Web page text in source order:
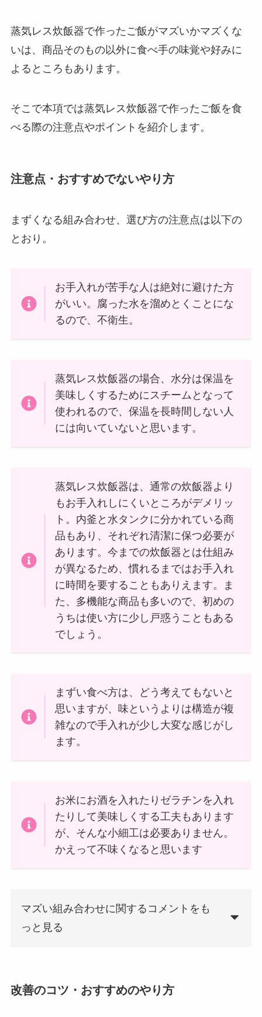
蒸気レス炊飯器で作ったご飯がマズいかマズくな
いは、商品そのもの以外に食べ手の味覚や好みに
よるところもあります。
そこで本項では蒸気レス炊飯器で作ったご飯を食
べる際の注意点やポイントを紹介します。
注意点・おすすめでないやり方
まずくなる組み合わせ、選び方の注意点は以下の
とおり。
お手入れが苦手な人は絶対に避けた方
がいい。腐った水を溜めとくことにな
るので、不衛生。
蒸気レス炊飯器の場合、水分は保温を
美味しくするためにスチームとなって
使われるので、保温を長時間しない人
には向いていないと思います。
蒸気レス炊飯器は、通常の炊飯器より
もお手入れしにくいところがデメリッ
ト。内釜と水タンクに分かれている商
品もあり、それぞれ清潔に保つ必要が
あります。今までの炊飯器とは仕組み
が異なるため、慣れるまではお手入れ
に時間を要することもありえます。ま
た、多機能な商品も多いので、初めの
うちは使い方に少し戸惑うこともある
でしょう。
まずい食べ方は、どう考えてもないと
思いますが、味というよりは構造が複
雑なので手入れが少し大変な感じがし
ます。
お米にお酒を入れたりゼラチンを入れ
たりして美味しくする工夫もあります
が、そんな小細工は必要ありません。
かえって不味くなると思います
マズい組み合わせに関するコメントをも
っと見る
改善のコツ・おすすめのやり方